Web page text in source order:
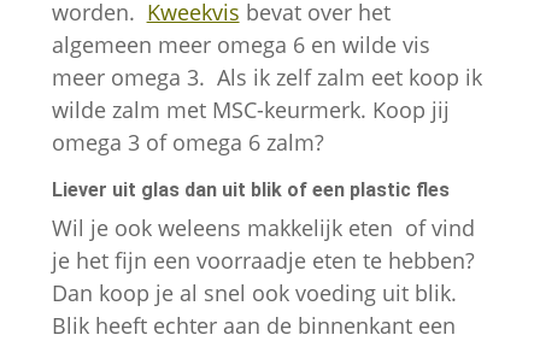
worden. Kweekvis bevat over het
algemeen meer omega 6 en wilde vis
meer omega 3. Als ik zelf zalm eet koop ik
wilde zalm met MSC-keurmerk. Koop jij
omega 3 of omega 6 zalm?
Liever uit glas dan uit blik of een plastic fles
Wil je ook weleens makkelijk eten of vind
je het fijn een voorraadje eten te hebben?
Dan koop je al snel ook voeding uit blik.
Blik heeft echter aan de binnenkant een